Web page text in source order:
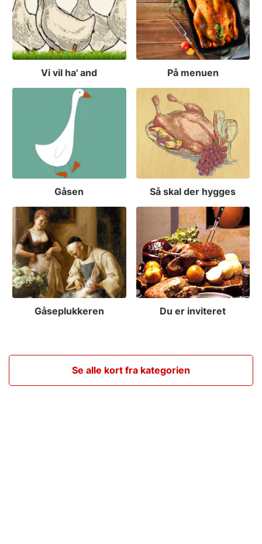
Vi vil ha' and På menuen
Gåsen Så skal der hygges
Gåseplukkeren Du er inviteret
Se alle kort fra kategorien